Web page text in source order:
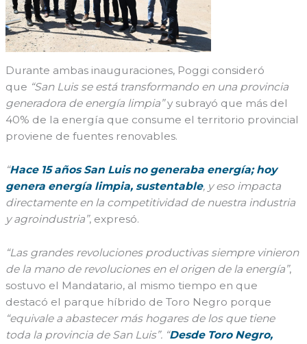
Durante ambas inauguraciones, Poggi consideró
que “San Luis se está transformando en una provincia
generadora de energía limpia”y subrayó que más del
40% de la energía que consume el territorio provincial
proviene de fuentes renovables.
“Hace 15 años San Luis no generaba energía; hoy
genera energía limpia, sustentable, y eso impacta
directamente en la competitividad de nuestra industria
y agroindustria”, expresó.
“Las grandes revoluciones productivas siempre vinieron
de la mano de revoluciones en el origen de la energía”,
sostuvo el Mandatario, al mismo tiempo en que
destacó el parque híbrido de Toro Negro porque
“equivale a abastecer más hogares de los que tiene
toda la provincia de San Luis”. “Desde Toro Negro,